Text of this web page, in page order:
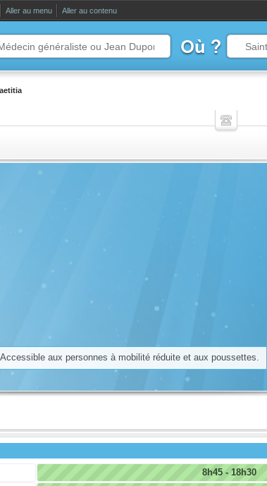
Aller au menu Aller au contenu
Accessible aux personnes à mobilité réduite et aux poussettes.
8h45 - 18h30